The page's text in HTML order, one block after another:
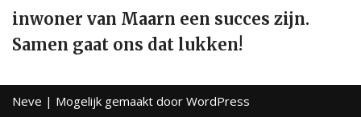
inwoner van Maarn een succes zijn.
Samen gaat ons dat lukken!
Neve | Mogelijk gemaakt door WordPress